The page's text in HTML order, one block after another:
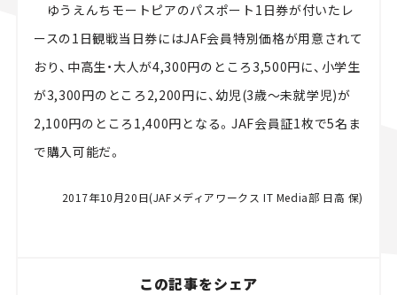
ゆうえんちモートピアのパスポート1日券が付いたレ
ースの1日観戦当日券にはJAF会員特別価格が用意されて
おり、中高生・大人が4,300円のところ3,500円に、小学生
が3,300円のところ2,200円に、幼児(3歳～未就学児)が
2,100円のところ1,400円となる。JAF会員証1枚で5名ま
で購入可能だ。
2017年10月20日(JAFメディアワークス IT Media部 日高 保)
この記事をシェア